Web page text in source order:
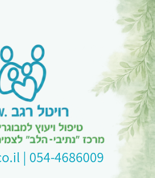
054-4686009 | info@rrt.co.il